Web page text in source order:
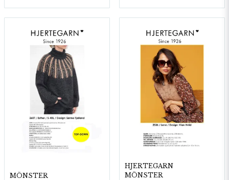
MÖNSTER
HJERTEGARN
MÖNSTER